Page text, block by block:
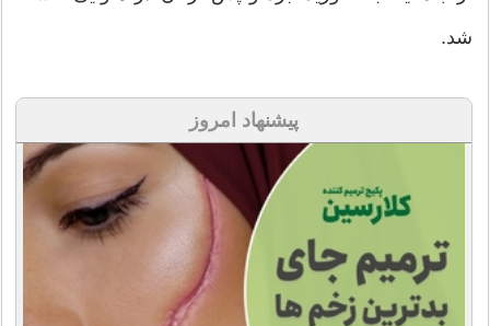
شد.
پیشنهاد امروز